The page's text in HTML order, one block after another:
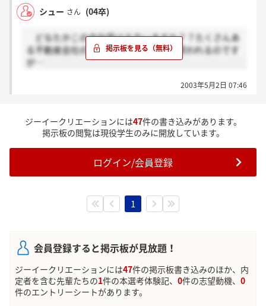
シュー さん (04卒)
どなたかこの会社受ける方いますか？？たくさんあ
る不動産会社ののなかで社風が良いと思われるのです
が…
2003年5月2日 07:46
ジーイークリエーションには47件の書き込みがあります。
掲示板の閲覧は現役学生のみに開放しています。
ログイン/会員登録
1
会員登録すると掲示板が見放題！
ジーイークリエーションには47件の掲示板書き込みのほか、内
定者を含む先輩たちの1件の本選考体験記、 0件の志望動機、 0
件のエントリーシートがあります。